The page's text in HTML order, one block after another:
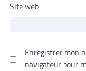
Site web
Enregistrer mon
navigateur pour